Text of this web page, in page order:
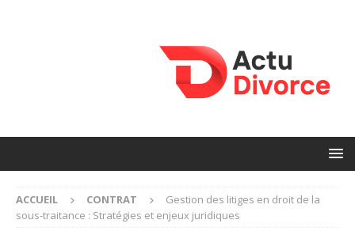
ACCUEIL CONTRAT
Gestion des litiges en droit de la
sous-traitance : Stratégies et enjeux juridiques